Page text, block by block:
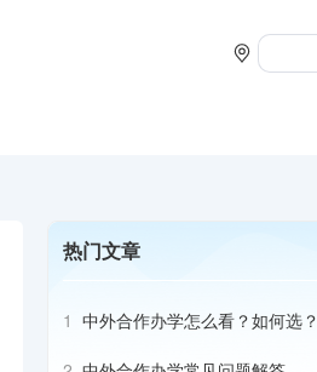
热门文章
1 中外合作办学怎么看？如何选？